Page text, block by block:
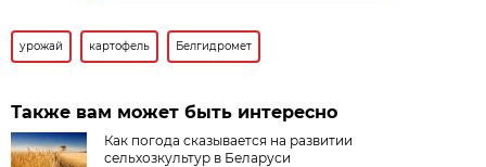
урожай картофель Белгидромет
Также вам может быть интересно
Как погода сказывается на развитии
сельхозкультур в Беларуси